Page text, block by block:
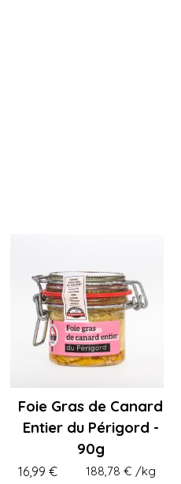
Foie Gras de Canard
Entier du Périgord -
90g
16,99 € 188,78 € /kg